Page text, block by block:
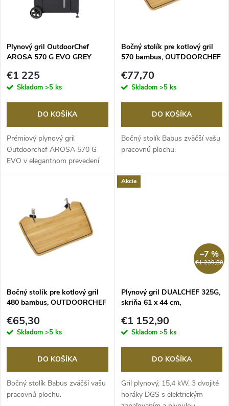
e
p
r
o
d
v
s
p
r
d
u
Plynový gril OutdoorChef
AROSA 570 G EVO GREY
€1 225
Skladom >5 ks
DO KOŠÍKA
Prémiový plynový gril
Outdoorchef AROSA 570 G
EVO v elegantnom prevedení
Grey Steel spája guľovú...
Bočný stolík pre kotlový gril
570 bambus, OUTDOORCHEF
€77,70
Skladom >5 ks
DO KOŠÍKA
Bočný stolík Babus zväčší vašu
pracovnú plochu.
Bočný stolík pre kotlový gril
480 bambus, OUTDOORCHEF
€65,30
Skladom >5 ks
DO KOŠÍKA
Bočný stolík Babus zväčší vašu
pracovnú plochu.
Akcia
€1 239,80
–7 %
Plynový gril DUALCHEF 325G,
skriňa 61 x 44 cm,
€1 152,90
Skladom >5 ks
DO KOŠÍKA
Gril plynový, 15,4 kW, 3 dvojité
horáky DGS s elektrickým